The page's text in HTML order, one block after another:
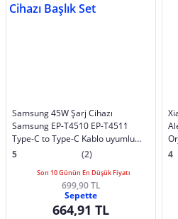
Samsung 45W Şarj Cihazı
Samsung EP-T4510 EP-T4511
Type-C to Type-C Kablo uyumlu
Hızlı Şarj Cihazı Başlık Set
5 (2)
Son 10 Günün En Düşük Fiyatı
699,90 TL
Sepette
664,91 TL
4